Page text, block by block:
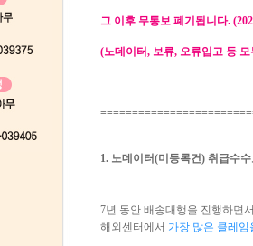
그 이후 무통보 폐기됩니다.
(노데이터, 보류, 오류입고 등
1. 노데이터(미등록건) 취급수
7년 동안 배송대행을 진행하면
해외센터에서 가장 많은 클레